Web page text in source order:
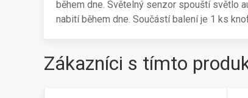
během dne. Světelný senzor spouští světlo
nabití během dne. Součástí balení je 1 ks
Zákazníci s tímto